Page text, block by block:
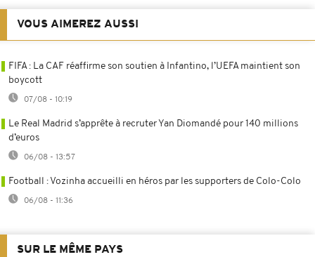
VOUS AIMEREZ AUSSI
FIFA : La CAF réaffirme son soutien à Infantino, l’UEFA maintient son
boycott
07/08 - 10:19
Le Real Madrid s’apprête à recruter Yan Diomandé pour 140 millions
d’euros
06/08 - 13:57
Football : Vozinha accueilli en héros par les supporters de Colo-Colo
06/08 - 11:36
SUR LE MÊME PAYS